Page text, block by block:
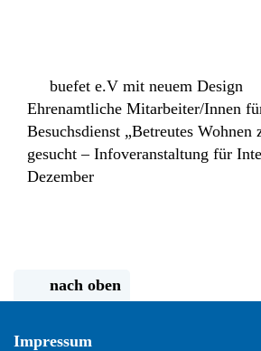
buefet e.V mit neuem Design
Ehrenamtliche Mitarbeiter/Innen
Besuchsdienst „Betreutes Wohnen
gesucht – Infoveranstaltung für
Dezember
nach oben
Impressum